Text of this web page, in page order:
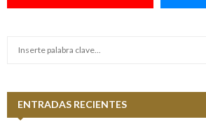
h
ENTRADAS RECIENTES